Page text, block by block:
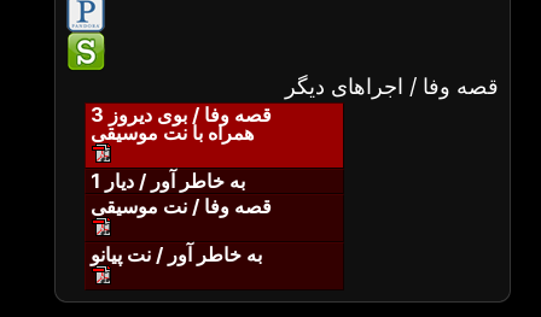
قصه وفا / اجراهای دیگر
قصه وفا / بوی دیروز 3
همراه با نت موسیقی
به خاطر آور / دیار 1
قصه وفا / نت موسیقی
به خاطر آور / نت پیانو